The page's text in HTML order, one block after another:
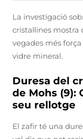
La investigació
cristal·lines
vegades més
vidre mineral.
Duresa del
de Mohs (9):
seu rellotge
El zafir té una